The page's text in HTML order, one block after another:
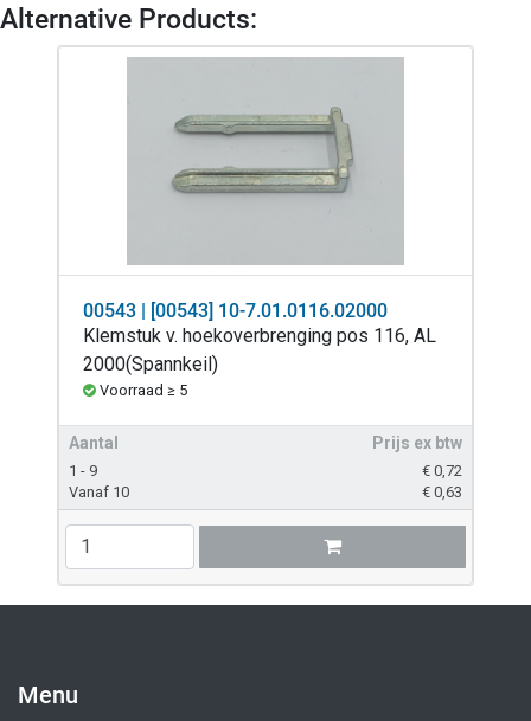
Alternative Products:
00543 | [00543] 10-7.01.0116.02000
Klemstuk v. hoekoverbrenging pos 116, AL
2000(Spannkeil)
Voorraad ≥ 5
Aantal Prijs ex btw
1 - 9 € 0,72
Vanaf 10
€ 0,63
Menu